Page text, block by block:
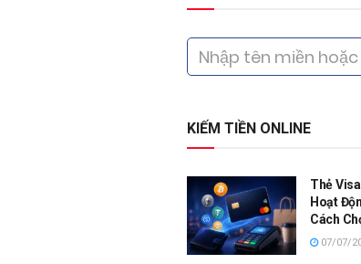
KIẾM TIỀN ONLINE
Thẻ
Hoạt
Cách
07/07/